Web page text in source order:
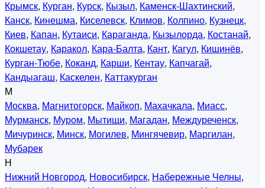
Крымск, Курган, Курск, Кызыл, Каменск-Шахтинский,
Канск, Кинешма, Киселевск, Климов, Колпино, Кузнецк,
Киев, Капан, Кутаиси, Караганда, Кызылорда, Костанай,
Кокшетау, Каракол, Кара-Балта, Кант, Кагул, Кишинёв,
Курган-Тюбе, Коканд, Карши, Кентау, Капчагай,
Кандыагаш, Каскелен, Каттакурган
М
Москва, Магнитогорск, Майкоп, Махачкала, Миасс,
Мурманск, Муром, Мытищи, Магадан, Междуреченск,
Мичуринск, Минск, Могилев, Мингячевир, Маргилан,
Мубарек
Н
Нижний Новгород, Новосибирск, Набережные Челны,